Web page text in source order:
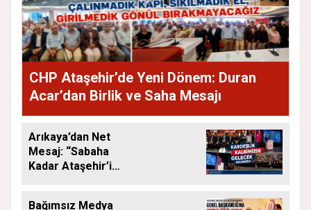
CHP Ataşehir’de Yeni Dönem: Duran
Acar’dan Birlik ve Saha Mesajı
Arıkaya’dan Net
Mesaj: “Sabaha
Kadar Ataşehir’i
Bağımsız Medya